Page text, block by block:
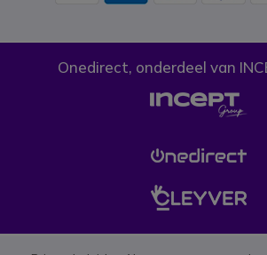
Onedirect, onderdeel van